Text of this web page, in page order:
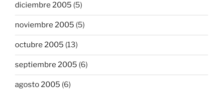
diciembre 2005 (5)
noviembre 2005 (5)
octubre 2005 (13)
septiembre 2005 (6)
agosto 2005 (6)